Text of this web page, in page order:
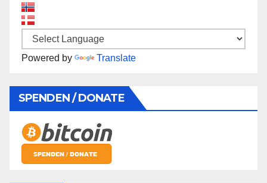
Powered by Translate
SPENDEN / DONATE